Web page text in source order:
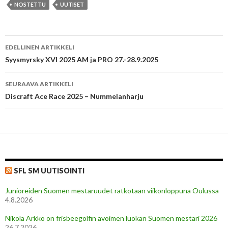
NOSTETTU UUTISET
Artikkelien
selaus
EDELLINEN ARTIKKELI
Syysmyrsky XVI 2025 AM ja PRO 27.-28.9.2025
SEURAAVA ARTIKKELI
Discraft Ace Race 2025 – Nummelanharju
SFL SM UUTISOINTI
Junioreiden Suomen mestaruudet ratkotaan viikonloppuna Oulussa
4.8.2026
Nikola Arkko on frisbeegolfin avoimen luokan Suomen mestari 2026